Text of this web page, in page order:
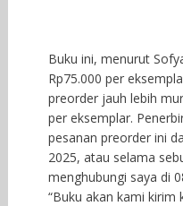
Buku ini, menurut
Rp75.000 per
preorder jauh lebih
per eksemplar.
pesanan preorder ini
2025, atau selama
menghubungi saya di
“Buku akan kami